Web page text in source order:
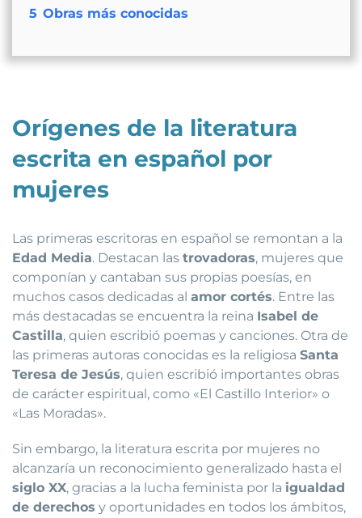
5 Obras más conocidas
Orígenes de la literatura
escrita en español por
mujeres
Las primeras escritoras en español se remontan a la
Edad Media. Destacan las trovadoras, mujeres que
componían y cantaban sus propias poesías, en
muchos casos dedicadas al amor cortés. Entre las
más destacadas se encuentra la reina Isabel de
Castilla, quien escribió poemas y canciones. Otra de
las primeras autoras conocidas es la religiosa Santa
Teresa de Jesús, quien escribió importantes obras
de carácter espiritual, como «El Castillo Interior» o
«Las Moradas».
Sin embargo, la literatura escrita por mujeres no
alcanzaría un reconocimiento generalizado hasta el
siglo XX, gracias a la lucha feminista por la igualdad
de derechos y oportunidades en todos los ámbitos,